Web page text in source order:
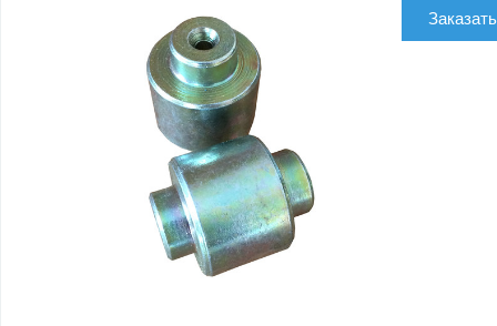
Заказать